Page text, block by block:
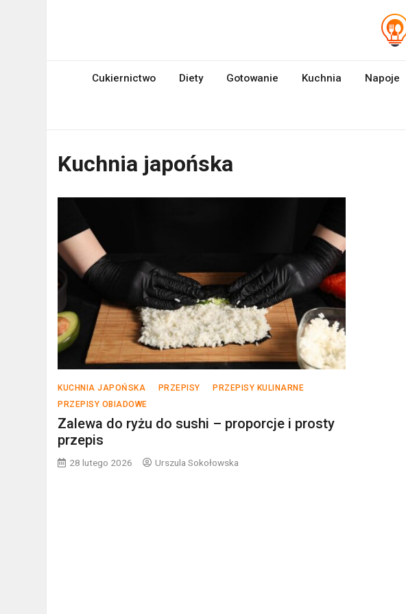
mniami.pl
Cukiernictwo Diety Gotowanie Kuchnia Napoje
Kuchnia japońska
KUCHNIA JAPOŃSKA PRZEPISY
PRZEPISY KULINARNE
PRZEPISY OBIADOWE
Zalewa do ryżu do sushi – proporcje i prosty
przepis
28 lutego 2026 Urszula Sokołowska